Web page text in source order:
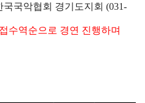
국국악협회 경기도지회 (031-
수역순으로 경연 진행하며